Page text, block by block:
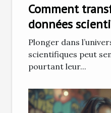
Comment
données
captivants
Plonger dans
scientifiques peut
pourtant leur...